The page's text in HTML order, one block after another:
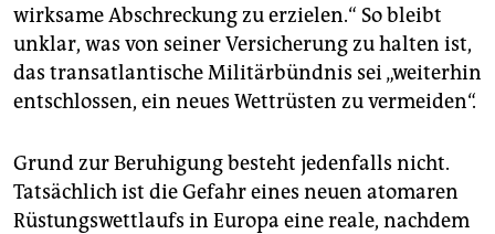
wirksame Abschreckung zu erzielen.“ So bleibt
unklar, was von seiner Versicherung zu halten ist,
das transatlantische Militärbündnis sei „weiterhin
entschlossen, ein neues Wettrüsten zu vermeiden“.
Grund zur Beruhigung besteht jedenfalls nicht.
Tatsächlich ist die Gefahr eines neuen atomaren
Rüstungswettlaufs in Europa eine reale, nachdem